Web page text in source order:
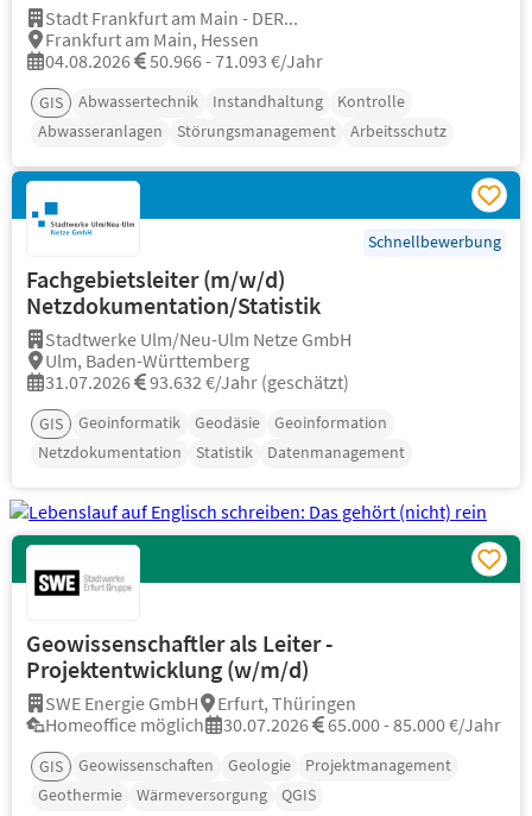
Stadt Frankfurt am Main - DER...
Frankfurt am Main, Hessen
04.08.2026
50.966 - 71.093 €/Jahr
GIS Abwassertechnik Instandhaltung
Kontrolle
Abwasseranlagen
Störungsmanagement Arbeitsschutz
Schnellbewerbung
Fachgebietsleiter (m/w/d)
Netzdokumentation/Statistik
Stadtwerke Ulm/Neu-Ulm Netze GmbH
Ulm, Baden-Württemberg
31.07.2026
93.632 €/Jahr (geschätzt)
GIS Geoinformatik Geodäsie
Geoinformation
Netzdokumentation
Statistik Datenmanagement
Geowissenschaftler als Leiter -
Projektentwicklung (w/m/d)
SWE Energie GmbH
Erfurt, Thüringen
Homeoffice möglich
30.07.2026 65.000 - 85.000 €/Jahr
GIS Geowissenschaften Geologie
Projektmanagement
Geothermie
Wärmeversorgung QGIS